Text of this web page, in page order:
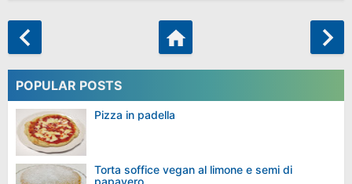
POPULAR POSTS
Pizza in padella
Torta soffice vegan al limone e semi di
papavero